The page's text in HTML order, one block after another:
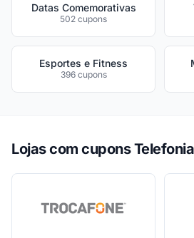
Datas Comemorativas
502 cupons
Esportes e Fitness
396 cupons
Lojas com cupons Telefonia